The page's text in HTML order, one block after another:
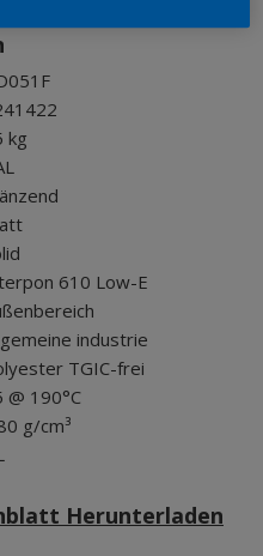
kg
610 Low-E
industrie
TGIC-frei
@ 190°C
g/cm³
Herunterladen